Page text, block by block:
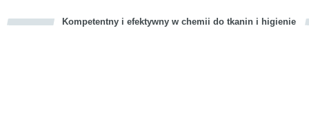
Kompetentny i efektywny w chemii do tkanin i higienie